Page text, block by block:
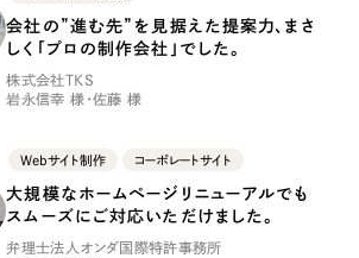
会社の”進む先”を見据えた提案力、まさ
しく「プロの制作会社」でした。
株式会社TKS
岩永信幸 様・佐藤 様
Webサイト制作 コーポレートサイト
大規模なホームページリニューアルでも
スムーズにご対応いただけました。
弁理士法人オンダ国際特許事務所